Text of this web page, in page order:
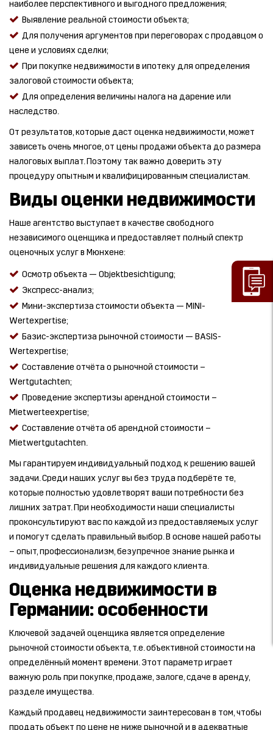
наиболее перспективного и выгодного предложения;
Выявление реальной стоимости объекта;
Для получения аргументов при переговорах с продавцом о
цене и условиях сделки;
При покупке недвижимости в ипотеку для определения
залоговой стоимости объекта;
Для определения величины налога на дарение или
наследство.
От результатов, которые даст оценка недвижимости, может
зависеть очень многое, от цены продажи объекта до размера
налоговых выплат. Поэтому так важно доверить эту
процедуру опытным и квалифицированным специалистам.
Виды оценки недвижимости
Наше агентство выступает в качестве свободного
независимого оценщика и предоставляет полный спектр
оценочных услуг в Мюнхене:
Осмотр объекта — Objektbesichtigung;
Экспресс-анализ;
Мини-экспертиза стоимости объекта — MINI-
Wertexpertise;
Базис-экспертиза рыночной стоимости — BASIS-
Wertexpertise;
Составление отчёта о рыночной стоимости –
Wertgutachten;
Проведение экспертизы арендной стоимости –
Mietwerteexpertise;
Составление отчёта об арендной стоимости –
Mietwertgutachten.
Мы гарантируем индивидуальный подход к решению вашей
задачи. Среди наших услуг вы без труда подберёте те,
которые полностью удовлетворят ваши потребности без
лишних затрат. При необходимости наши специалисты
проконсультируют вас по каждой из предоставляемых услуг
и помогут сделать правильный выбор. В основе нашей работы
– опыт, профессионализм, безупречное знание рынка и
индивидуальные решения для каждого клиента.
Оценка недвижимости в
Германии: особенности
Ключевой задачей оценщика является определение
рыночной стоимости объекта, т.е. объективной стоимости на
определённый момент времени. Этот параметр играет
важную роль при покупке, продаже, залоге, сдаче в аренду,
разделе имущества.
Каждый продавец недвижимости заинтересован в том, чтобы
продать объект по цене не ниже рыночной и в адекватные